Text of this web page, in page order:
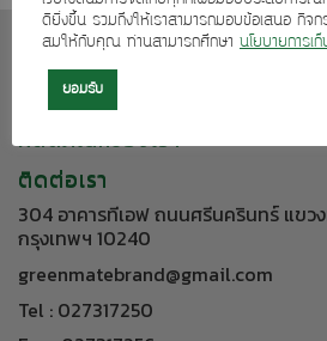
เกี่ยวกับเรา
บริการลูกค้า
ผลิตภัณฑ์ของเรา
ติดต่อเรา
304 อาคารทีเอฟ ถนนศรีนครินทร์ แขว
กรุงเทพฯ 10240
greenmatebrand@gmail.com
Tel : 027317250
ดียิ่งขึ้น รวมถึงให้เราสามารถมอบข้อเสนอ กิจก
สมให้กับคุณ ท่านสามารถศึกษา นโยบายการเ
ยอมรับ